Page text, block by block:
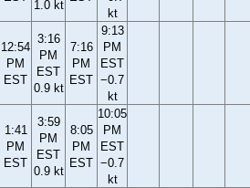
1.0 kt
kt
12:54
PM
EST
3:16
PM
EST
0.9 kt
7:16
PM
EST
9:13
PM
EST
−0.7
kt
1:41
PM
EST
3:59
PM
EST
0.9 kt
8:05
PM
EST
10:05
PM
EST
−0.7
kt